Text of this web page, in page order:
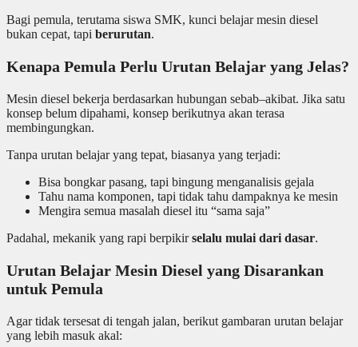
Bagi pemula, terutama siswa SMK, kunci belajar mesin diesel
bukan cepat, tapi berurutan.
Kenapa Pemula Perlu Urutan Belajar yang Jelas?
Mesin diesel bekerja berdasarkan hubungan sebab–akibat. Jika satu
konsep belum dipahami, konsep berikutnya akan terasa
membingungkan.
Tanpa urutan belajar yang tepat, biasanya yang terjadi:
Bisa bongkar pasang, tapi bingung menganalisis gejala
Tahu nama komponen, tapi tidak tahu dampaknya ke mesin
Mengira semua masalah diesel itu “sama saja”
Padahal, mekanik yang rapi berpikirselalu mulai dari dasar.
Urutan Belajar Mesin Diesel yang Disarankan
untuk Pemula
Agar tidak tersesat di tengah jalan, berikut gambaran urutan belajar
yang lebih masuk akal: